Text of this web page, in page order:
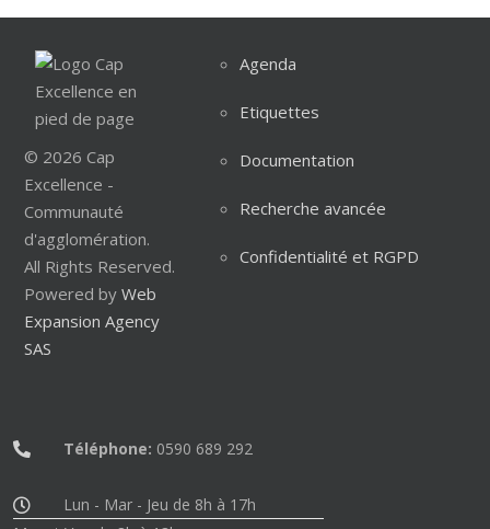
© 2026 Cap
Excellence -
Communauté
d'agglomération.
All Rights Reserved.
Powered by Web
Expansion Agency
SAS
Agenda
Etiquettes
Documentation
Recherche avancée
Confidentialité et RGPD
Téléphone: 0590 689 292
Lun - Mar - Jeu de 8h à 17h